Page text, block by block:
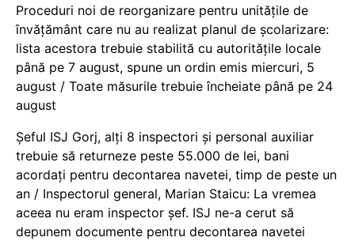
Proceduri noi de reorganizare pentru unitățile de
învățământ care nu au realizat planul de școlarizare:
lista acestora trebuie stabilită cu autoritățile locale
până pe 7 august, spune un ordin emis miercuri, 5
august / Toate măsurile trebuie încheiate până pe 24
august
Șeful ISJ Gorj, alți 8 inspectori și personal auxiliar
trebuie să returneze peste 55.000 de lei, bani
acordați pentru decontarea navetei, timp de peste un
an / Inspectorul general, Marian Staicu: La vremea
aceea nu eram inspector șef. ISJ ne-a cerut să
depunem documente pentru decontarea navetei